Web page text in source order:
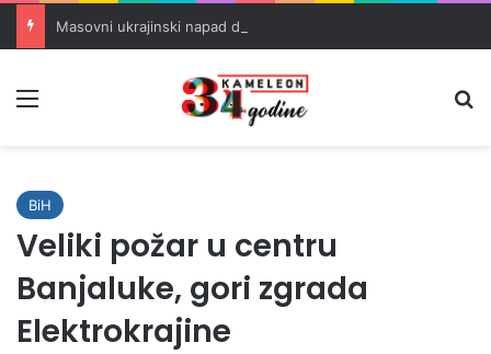
BiH
Veliki požar u centru
Banjaluke, gori zgrada
Elektrokrajine